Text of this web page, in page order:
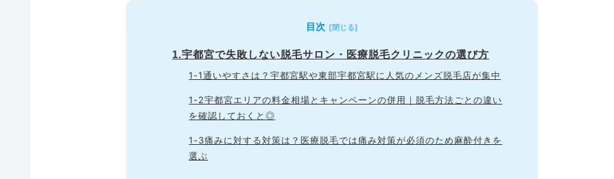
目次
1.宇都宮で失敗しない脱毛サロン・医療脱毛クリニックの選び方
1-1通いやすさは？宇都宮駅や東部宇都宮駅に人気のメンズ脱毛店が集中
1-2宇都宮エリアの料金相場とキャンペーンの併用｜脱毛方法ごとの違い
を確認しておくと◎
1-3痛みに対する対策は？医療脱毛では痛み対策が必須のため麻酔付きを
選ぶ